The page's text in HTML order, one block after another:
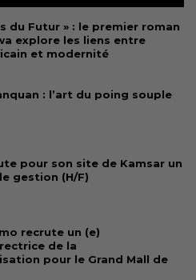
du Futur » : le premier roman
explore les liens entre
et modernité
: l’art du poing souple
pour son site de Kamsar un
gestion (H/F)
recrute un (e)
de la
pour le Grand Mall de